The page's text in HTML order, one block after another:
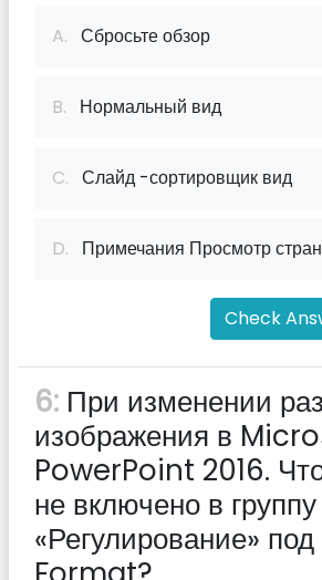
A. Сбросьте обзор
B. Нормальный вид
C. Слайд -сортировщик вид
D. Примечания Просмотр
Check
6: При изменении
изображения в
PowerPoint 2016.
не включено в группу
«Регулирование»